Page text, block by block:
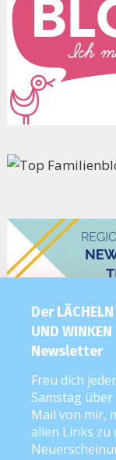
Der LÄCHELN
UND WINKEN
Newsletter
Freu dich
Samstag über
Mail von mir,
allen Links zu